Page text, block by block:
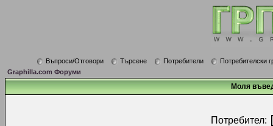
Въпроси/Отговори Търсене Потребители
Потребителски
Graphilla.com Форуми
Моля
Потребител: